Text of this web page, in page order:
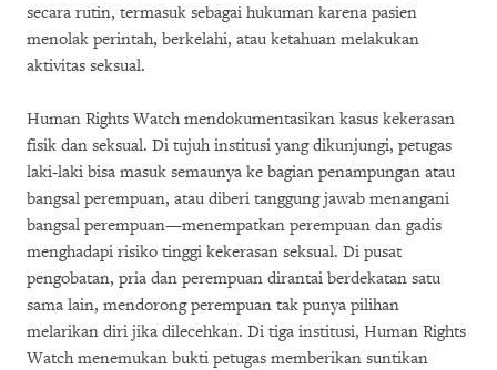
secara rutin, termasuk sebagai hukuman karena pasien
menolak perintah, berkelahi, atau ketahuan melakukan
aktivitas seksual.
Human Rights Watch mendokumentasikan kasus kekerasan
fisik dan seksual. Di tujuh institusi yang dikunjungi, petugas
laki-laki bisa masuk semaunya ke bagian penampungan atau
bangsal perempuan, atau diberi tanggung jawab menangani
bangsal perempuan—menempatkan perempuan dan gadis
menghadapi risiko tinggi kekerasan seksual. Di pusat
pengobatan, pria dan perempuan dirantai berdekatan satu
sama lain, mendorong perempuan tak punya pilihan
melarikan diri jika dilecehkan. Di tiga institusi, Human Rights
Watch menemukan bukti petugas memberikan suntikan